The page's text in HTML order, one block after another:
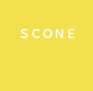
ＳＣＯＮＥ